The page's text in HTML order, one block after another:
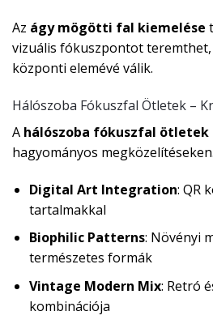
Az ágy mögötti fal kiemelése
vizuális fókuszpontot teremthet,
központi elemévé válik.
Hálószoba Fókuszfal Ötletek –
A hálószoba fókuszfal ötletek
hagyományos
Digital Art Integration: QR
tartalmakkal
Biophilic Patterns: Növényi
természetes formák
Vintage Modern Mix: Retró
kombinációja